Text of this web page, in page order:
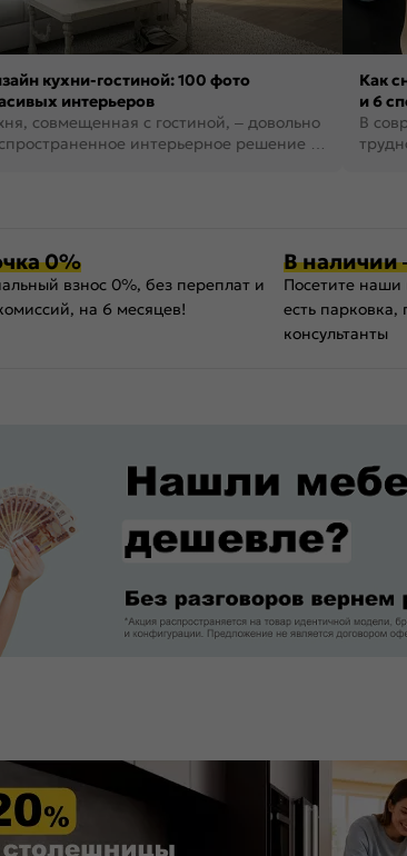
кухни-гостиной: 100 фото
интерьеров
совмещенная с гостиной, – довольно
интерьерное решение в
Как
и 6
В
0%
взнос 0%, без переплат и
на 6 месяцев!
В наличии
Посетите
есть
консультанты